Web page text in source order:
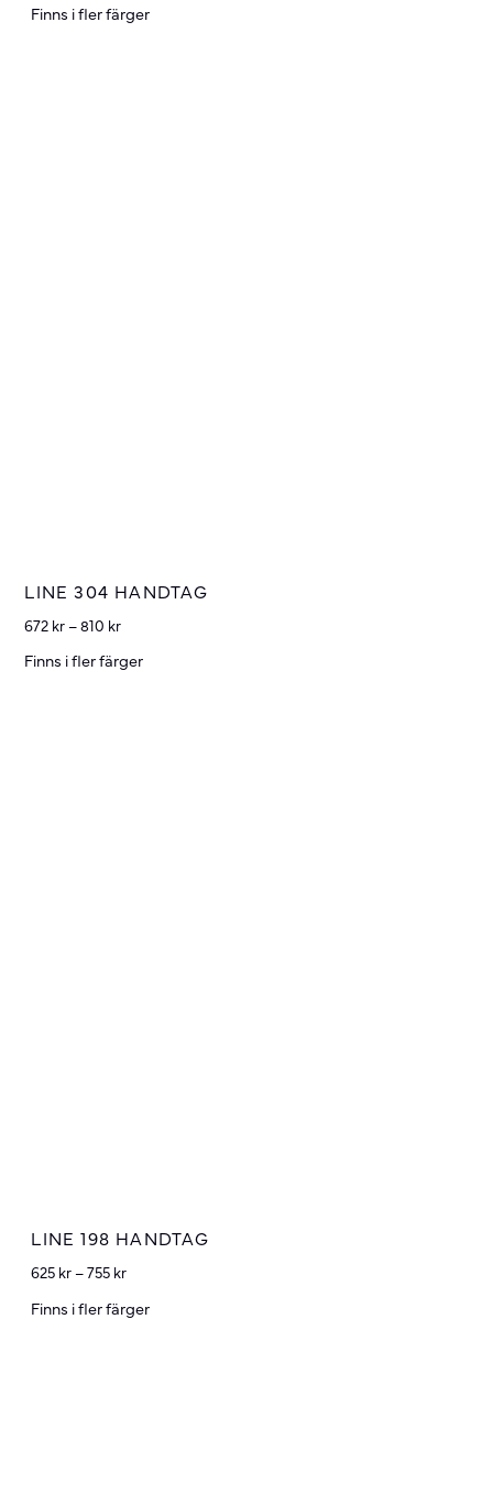
Finns i fler färger
LINE 304 HANDTAG
672 kr–810 kr
Finns i fler färger
LINE 198 HANDTAG
625 kr–755 kr
Finns i fler färger